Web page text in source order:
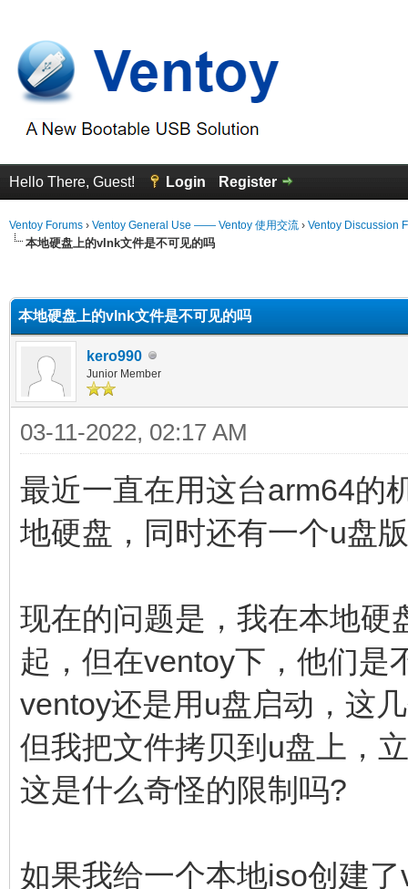
Hello There, Guest! Login Register
Ventoy Forums › Ventoy General Use —— Ventoy 使用交流 › Ventoy Discussion
本地硬盘上的vlnk文件是不可见的吗
本地硬盘上的vlnk文件是不可见的吗
kero990
Junior Member
03-11-2022, 02:17 AM
最近一直在用这台arm64的
地硬盘，同时还有一个u盘
现在的问题是，我在本地硬
起，但在ventoy下，他们是
ventoy还是用u盘启动，这
但我把文件拷贝到u盘上，
这是什么奇怪的限制吗?
如果我给一个本地iso创建